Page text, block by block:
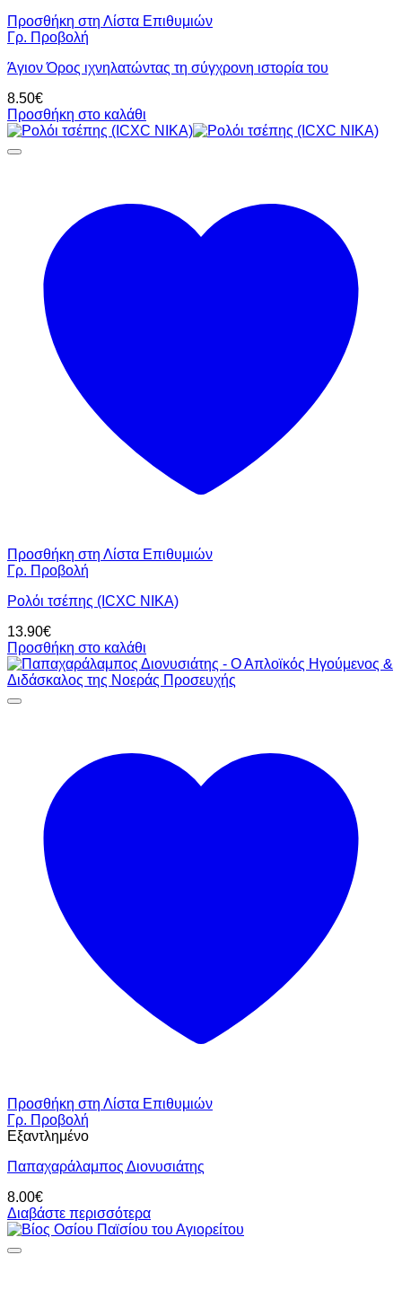
Προσθήκη στη Λίστα Επιθυμιών
Γρ. Προβολή
Άγιον Όρος ιχνηλατώντας τη σύγχρονη ιστορία του
8.50€
Προσθήκη στο καλάθι
Προσθήκη στη Λίστα Επιθυμιών
Γρ. Προβολή
Ρολόι τσέπης (ICXC NIKA)
13.90€
Προσθήκη στο καλάθι
Προσθήκη στη Λίστα Επιθυμιών
Γρ. Προβολή
Εξαντλημένο
Παπαχαράλαμπος Διονυσιάτης
8.00€
Διαβάστε περισσότερα